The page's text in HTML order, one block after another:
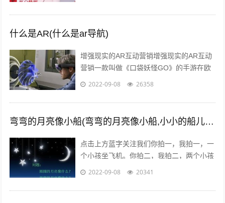
定...
什么是AR(什么是ar导航)
增强现实的AR互动营销增强现实的AR互动
营销一款叫做《口袋妖怪GO》的手游在欧
美火了，在还未上线的中国，
经...
2022-09-08 26358
弯弯的月亮像小船(弯弯的月亮像小船,小小的船儿两头尖)
点击上方蓝字关注我们你拍一，我拍一，一
个小孩坐飞机。你拍二，我拍二，两个小孩
丢手绢。你拍三，我拍三，三个小孩来搬
你...
2022-09-08 20341